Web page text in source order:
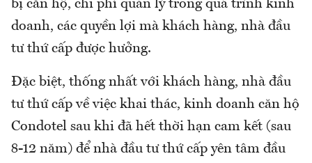
bị căn hộ, chi phí quản lý trong quá trình kinh
doanh, các quyền lợi mà khách hàng, nhà đầu
tư thứ cấp được hưởng.
Đặc biệt, thống nhất với khách hàng, nhà đầu
tư thứ cấp về việc khai thác, kinh doanh căn hộ
Condotel sau khi đã hết thời hạn cam kết (sau
8-12 năm) để nhà đầu tư thứ cấp yên tâm đầu